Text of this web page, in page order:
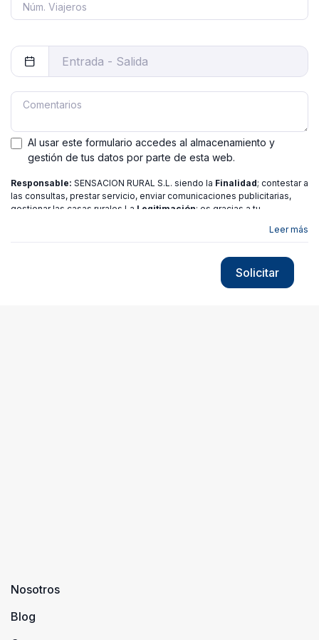
Al usar este formulario accedes al almacenamiento y
gestión de tus datos por parte de esta web.
Responsable: SENSACION RURAL S.L. siendo la Finalidad; contestar a
las consultas, prestar servicio, enviar comunicaciones publicitarias,
gestionar las casas rurales La Legitimación; es gracias a tu
de Acceso,
política de privacidad
Leer más
Solicitar
Nosotros
Blog